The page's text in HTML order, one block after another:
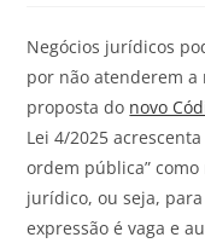
Negócios jurídicos
por não atenderem a
proposta do novo
Lei 4/2025
ordem pública”
jurídico, ou seja,
expressão é vaga e